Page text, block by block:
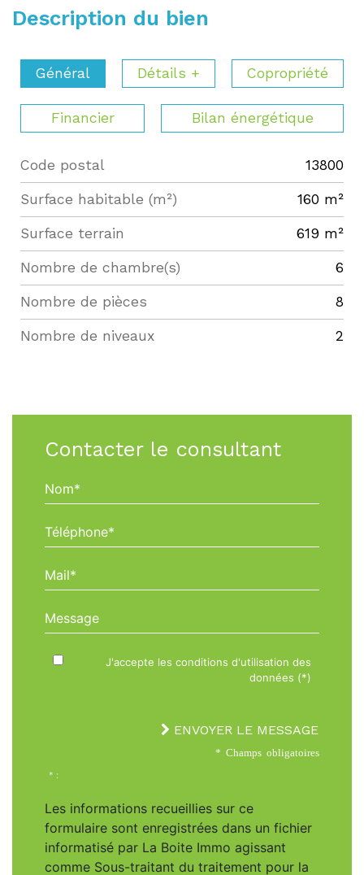
Description du bien
Général Détails + Copropriété
Financier Bilan énergétique
Label Value
Code postal 13800
Surface habitable (m²) 160 m²
surface terrain 619 m²
Nombre de chambre(s) 6
Nombre de pièces 8
Nombre de niveaux 2
Contacter le consultant
Nom*
Téléphone*
Mail*
Message
J'accepte les conditions d'utilisation des
données (*)
ENVOYER LE MESSAGE
* Champs obligatoires
* :
Les informations recueillies sur ce
formulaire sont enregistrées dans un fichier
informatisé par La Boite Immo agissant
comme Sous-traitant du traitement pour la